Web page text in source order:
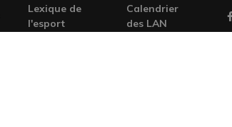
Lexique de
l'esport
Calendrier
des LAN